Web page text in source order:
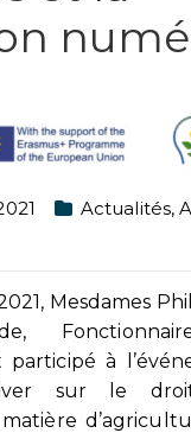
Actualités,
Mesdames
participé à
sur le